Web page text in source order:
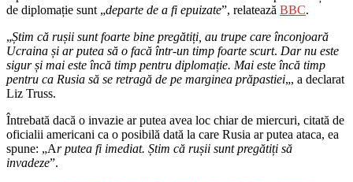
de diplomație sunt „departe de a fi epuizate”, relatează BBC.
„Știm că rușii sunt foarte bine pregătiți, au trupe care înconjoară
Ucraina și ar putea să o facă într-un timp foarte scurt. Dar nu este
sigur și mai este încă timp pentru diplomație. Mai este încă timp
pentru ca Rusia să se retragă de pe marginea prăpastiei„, a declarat
Liz Truss.
Întrebată dacă o invazie ar putea avea loc chiar de miercuri, citată de
oficialii americani ca o posibilă dată la care Rusia ar putea ataca, ea
spune: „Ar putea fi imediat. Știm că rușii sunt pregătiți să
invadeze”.